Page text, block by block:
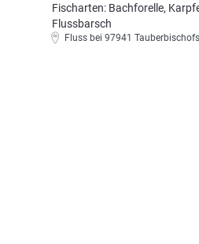
Fischarten: Bachforelle,
Flussbarsch
Fluss bei 97941